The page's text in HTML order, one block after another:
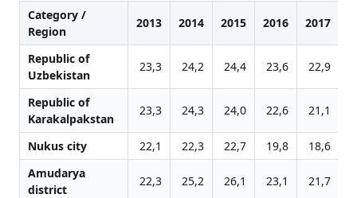
Category /
Region
2013 2014 2015 2016 2017
Republic of
Uzbekistan
23,3 24,2 24,4 23,6 22,9
Republic of
Karakalpakstan
23,3 24,3 24,0 22,6 21,1
Nukus city 22,1 22,3 22,7 19,8 18,6
Amudarya
district
22,3 25,2 26,1 23,1 21,7